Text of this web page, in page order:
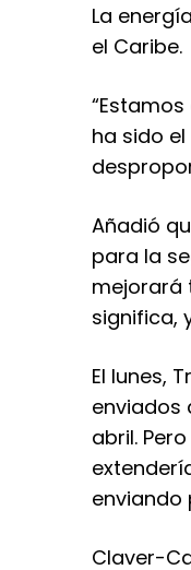
La
el Caribe.
ha sido
Añadió
para la
mejorará
significa,
El lunes,
enviados
abril.
enviando
Claver-